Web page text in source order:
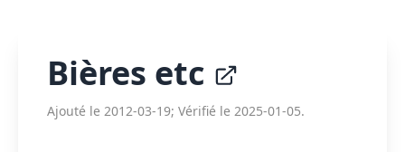
Bières etc
Ajouté le 2012-03-19; Vérifié le 2025-01-05.